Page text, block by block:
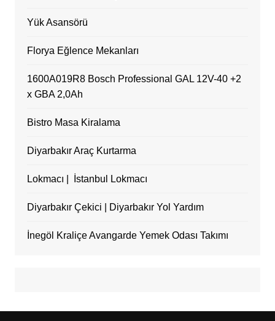
Yük Asansörü
Florya Eğlence Mekanları
1600A019R8 Bosch Professional GAL 12V-40 +2
x GBA 2,0Ah
Bistro Masa Kiralama
Diyarbakır Araç Kurtarma
Lokmacı | İstanbul Lokmacı
Diyarbakır Çekici | Diyarbakır Yol Yardım
İnegöl Kraliçe Avangarde Yemek Odası Takımı